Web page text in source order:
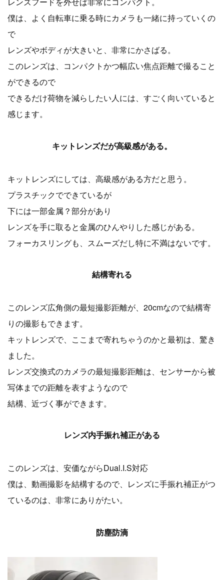
僕は、よく自転車に乗る時にカメラも一緒に持っていくの
で
レンズやボディが大きいと、非常にかさばる。
このレンズは、コンパクトかつ幅広い焦点距離で撮ること
ができるので
できるだけ荷物を減らしたい人には、すごく向いていると
感じます。
キットレンズだが高級感がある。
キットレンズにしては、高級感がある方だと思う。
プラスチックでできているが
下には一部金属？部分があり
レンズを手に取ると金属のひんやりした感じがある。
フォーカスリングも、スムーズだし特に不満はないです。
結構寄れる
このレンズ広角側の最短撮影距離が、20cmなので結構寄
りの撮影もできます。
キットレンズで、ここまで寄れちゃうのかと最初は、驚き
ました。
レンズ交換式のカメラの最短撮影距離は、センサーから被
写体までの距離を表すようなので
結構、近づく事ができます。
レンズ内手振れ補正がある
このレンズは、安価ながらDual.I.S対応
僕は、動画撮影を結構するので、レンズに手振れ補正がつ
ているのは、非常にありがたい。
防塵防滴